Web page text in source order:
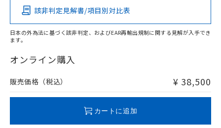
O
在庫等で未対応品が混在する可能性があります。
問い合わせください。
該非判定見解書/項目別対比表
日本の外為法に基づく該非判定、およびEAR再輸出規制に関する見解が入手でき
ます。
オンライン購入
販売価格（税込） ¥ 38,500
カートに追加